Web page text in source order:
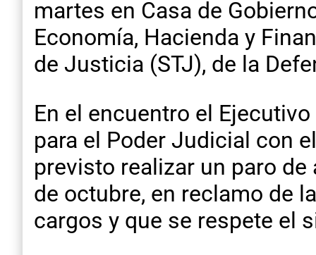
martes en Casa de
Economía, Hacienda y
de Justicia (STJ), de la
En el encuentro el
para el Poder Judicial con
previsto realizar un paro
de octubre, en reclamo de
cargos y que se respete el